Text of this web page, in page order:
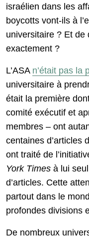
israélien dans les
boycotts vont-ils à
universitaire ? Et de
exactement ?
L’ASA n’était pas la
universitaire à
était la première
comité exécutif et
membres – ont
centaines d’articles
ont traité de
York Times à lui
d’articles. Cette
partout dans le
profondes divisions
De nombreux